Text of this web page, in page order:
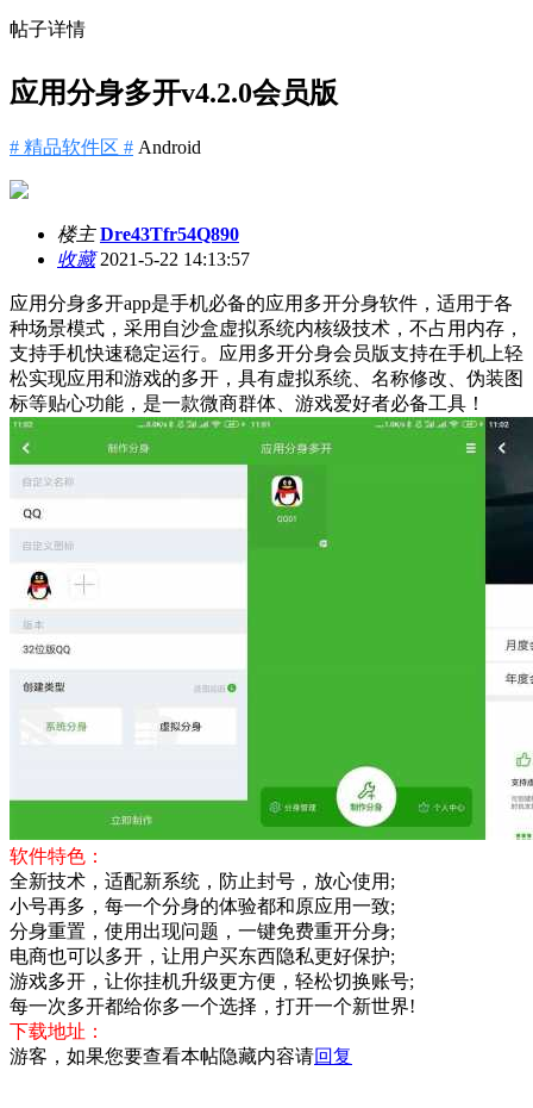
帖子详情
应用分身多开v4.2.0会员版
# 精品软件区 # Android
楼主 Dre43Tfr54Q890
收藏2021-5-22 14:13:57
应用分身多开app是手机必备的应用多开分身软件，适用于各
种场景模式，采用自沙盒虚拟系统内核级技术，不占用内存，
支持手机快速稳定运行。应用多开分身会员版支持在手机上轻
松实现应用和游戏的多开，具有虚拟系统、名称修改、伪装图
标等贴心功能，是一款微商群体、游戏爱好者必备工具！
软件特色：
全新技术，适配新系统，防止封号，放心使用;
小号再多，每一个分身的体验都和原应用一致;
分身重置，使用出现问题，一键免费重开分身;
电商也可以多开，让用户买东西隐私更好保护;
游戏多开，让你挂机升级更方便，轻松切换账号;
每一次多开都给你多一个选择，打开一个新世界!
下载地址：
游客，如果您要查看本帖隐藏内容请回复